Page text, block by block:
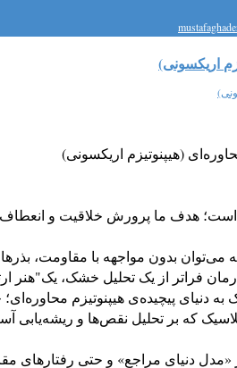
اریکسونی)
(هیپنوتیزم اریکسونی)
هدف ما پرورش خلاقیت و
می‌توان بدون مواجهه با مقاومت،
فراتر از یک تحلیل خشک،
دنیای مراجع» و حتی رفتارهای